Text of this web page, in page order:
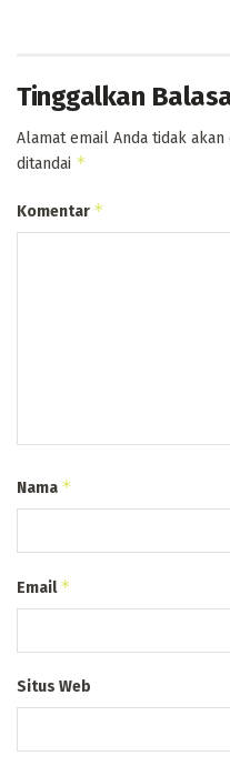
Tinggalkan
Alamat email Anda tidak
ditandai *
Komentar *
Nama *
Email*
Situs Web